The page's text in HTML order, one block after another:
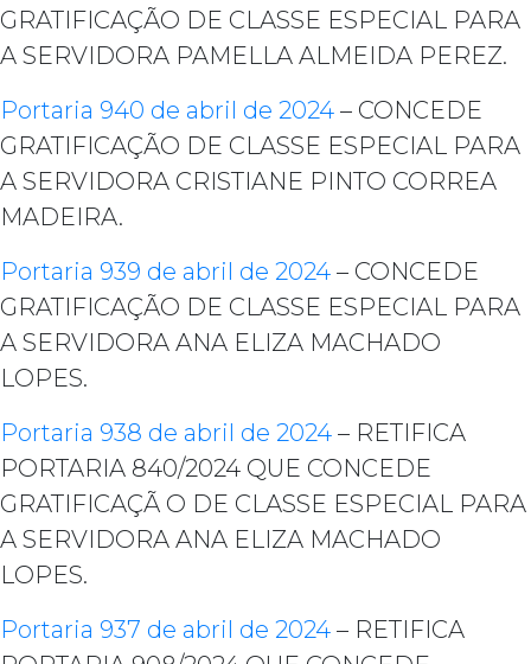
GRATIFICAÇÃO DE CLASSE ESPECIAL PARA
A SERVIDORA PAMELLA ALMEIDA PEREZ.
Portaria 940 de abril de 2024 – CONCEDE
GRATIFICAÇÃO DE CLASSE ESPECIAL PARA
A SERVIDORA CRISTIANE PINTO CORREA
MADEIRA.
Portaria 939 de abril de 2024 – CONCEDE
GRATIFICAÇÃO DE CLASSE ESPECIAL PARA
A SERVIDORA ANA ELIZA MACHADO
LOPES.
Portaria 938 de abril de 2024 – RETIFICA
PORTARIA 840/2024 QUE CONCEDE
GRATIFICAÇÃ O DE CLASSE ESPECIAL PARA
A SERVIDORA ANA ELIZA MACHADO
LOPES.
Portaria 937 de abril de 2024 – RETIFICA